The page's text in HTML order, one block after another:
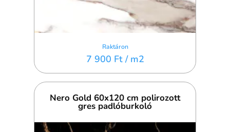
Raktáron
7 900 Ft / m2
Nero Gold 60x120 cm polirozott
gres padlóburkoló